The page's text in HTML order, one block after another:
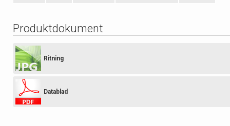
Produktdokument
Ritning
Datablad